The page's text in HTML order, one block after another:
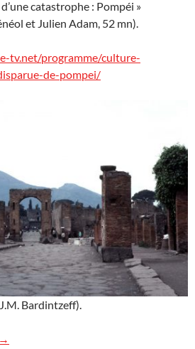
catastrophe : Pompéi »
et Julien Adam, 52 mn).
tv.net/programme/culture-
de-pompei/
Bardintzeff).
Pompéi sur RMC Découverte
→